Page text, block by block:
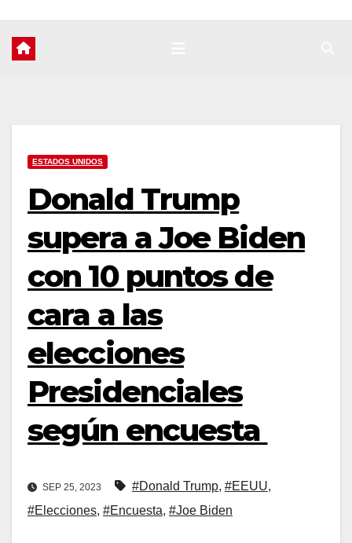
ESTADOS UNIDOS
Donald Trump
supera a Joe Biden
con 10 puntos de
cara a las
elecciones
Presidenciales
según encuesta
SEP 25, 2023 #Donald Trump, #EEUU,
#Elecciones, #Encuesta, #Joe Biden